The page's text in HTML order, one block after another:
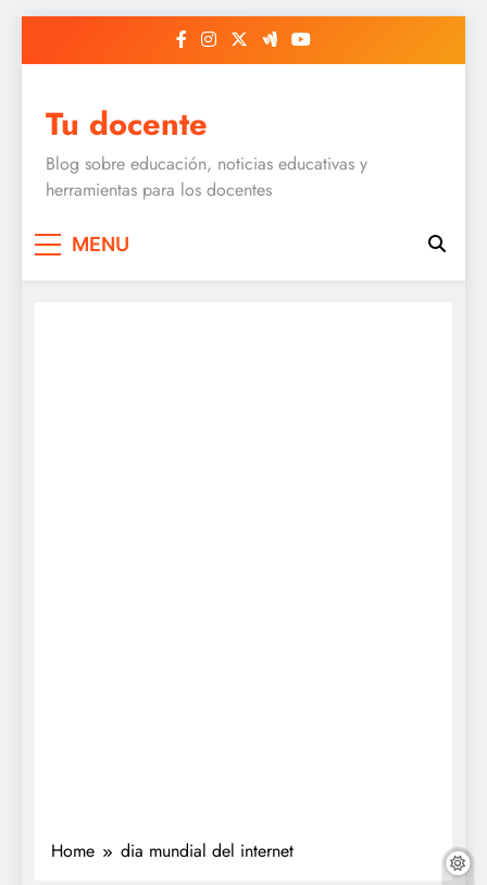
Tu docente
Blog sobre educación, noticias educativas y
herramientas para los docentes
MENU
Home dia mundial del internet